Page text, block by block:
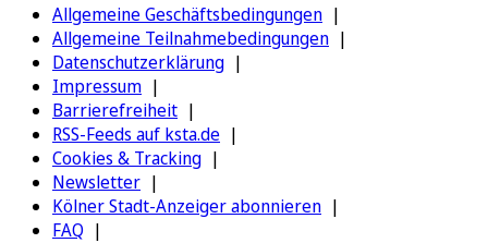
Allgemeine Geschäftsbedingungen
Allgemeine Teilnahmebedingungen
Datenschutzerklärung
Impressum
Barrierefreiheit
RSS-Feeds auf ksta.de
Cookies & Tracking
Newsletter
Kölner Stadt-Anzeiger abonnieren
FAQ